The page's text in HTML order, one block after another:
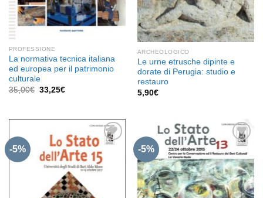
PROFESSIONE
La normativa tecnica italiana
ed europea per il patrimonio
culturale
35,00€ Il
prezzo
35,00€.
33,25€Il
33,25€.
ARCHEOLOGICO
Le urne etrusche dipinte e
dorate di Perugia: studio e
restauro
5,90€
-5%
Aggiungi
desideri
-5%
Aggiungi
alla lista
dei
desideri